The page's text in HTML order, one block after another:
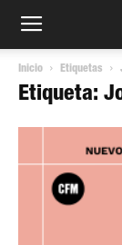
Inicio Etiquetas
Etiqueta: